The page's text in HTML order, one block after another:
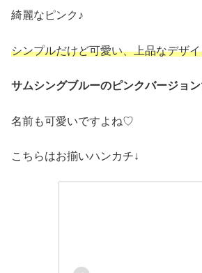
綺麗なピンク♪
シンプルだけど可愛い、上品なデザ
サムシングブルーのピンクバージョン
名前も可愛いですよね♡
こちらはお揃いハンカチ↓